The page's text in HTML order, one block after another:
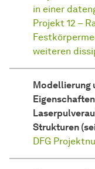
in einer
Projekt 12 –
weiteren
Modellierung
Strukturen
DFG